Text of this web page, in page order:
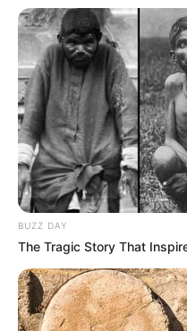
BUZZ DAY
The Tragic Story That